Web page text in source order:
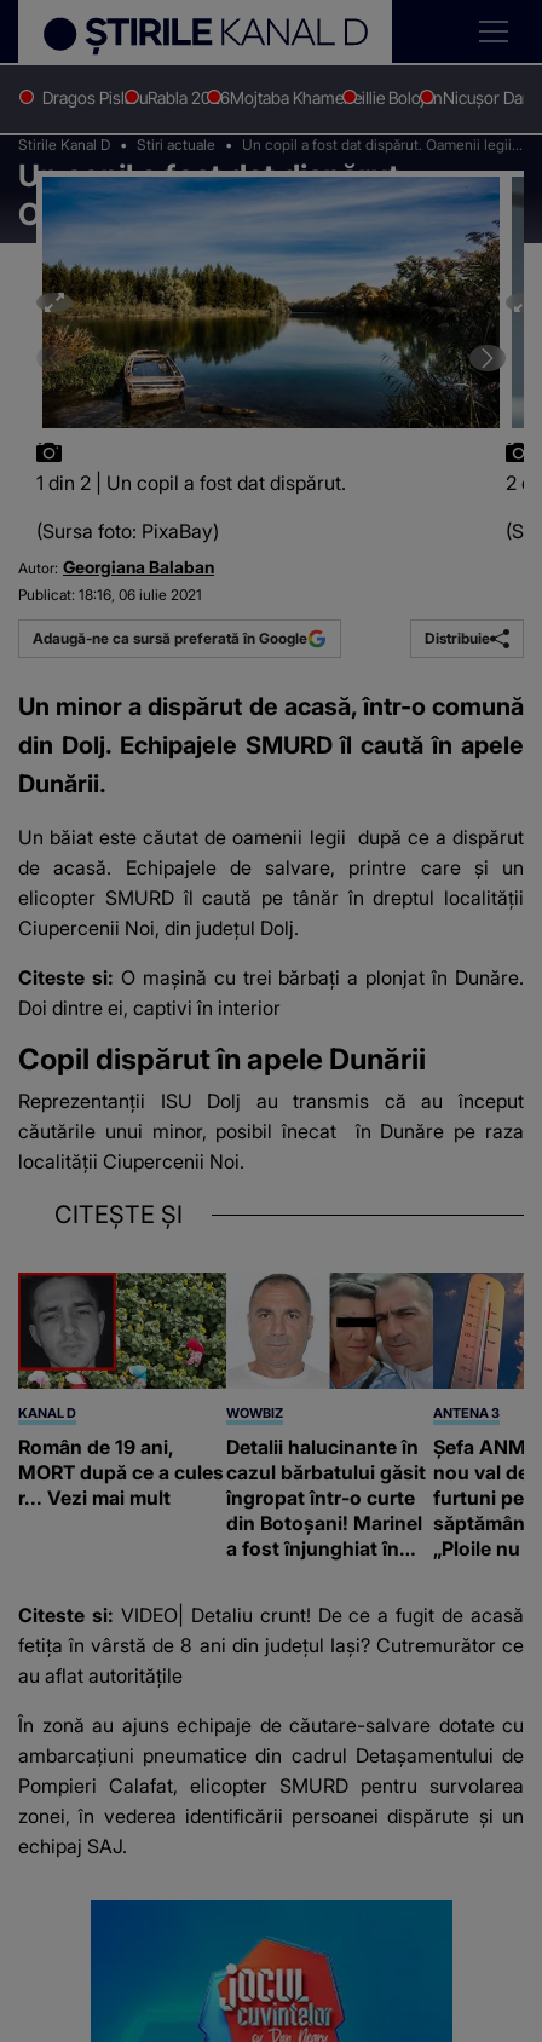
Dragos PislaruRabla 2026Mojtaba KhameneiIlie BolojanNicușor Dan
Stirile Kanal D Stiri actuale
Un copil a fost dat dispărut. Oamenii legii îl
caută în Dunăre
Un copil a fost dat dispărut.
Oamenii legii îl caută în Dunăre
1 din 2 | Un copil a fost dat dispărut.
(Sursa foto: PixaBay)
2
Autor: Georgiana Balaban
Publicat: 18:16, 06 iulie 2021
Adaugă-ne ca sursă preferată în Google Distribuie
Un minor a dispărut de acasă, într-o comună
din Dolj. Echipajele SMURD îl caută în apele
Dunării.
Un băiat este căutat de oamenii legii după ce a dispărut
de acasă. Echipajele de salvare, printre care și un
elicopter SMURD îl caută pe tânăr în dreptul localităţii
Ciupercenii Noi, din judeţul Dolj.
Citeste si: O mașină cu trei bărbați a plonjat în Dunăre.
Doi dintre ei, captivi în interior
Copil dispărut în apele Dunării
Reprezentanții ISU Dolj au transmis căau început
căutările unui minor, posibil înecat
în Dunăre pe raza
localității Ciupercenii Noi.
CITEȘTE ȘI
KANAL D
Român de 19 ani,
MORT după ce a cules
r... Vezi mai mult
WOWBIZ
Detalii halucinante în
cazul bărbatului găsit
îngropat într-o curte
din Botoșani! Marinel
a fost înjunghiat în
suspecți
ANTENA 3
Șefa ANM
nou val de
furtuni
„Ploile nu
Citeste si: VIDEO| Detaliu crunt! De ce a fugit de acasă
fetița în vârstă de 8 ani din județul Iași? Cutremurător ce
au aflat autoritățile
În zonă au ajuns echipaje de căutare-salvare dotate cu
ambarcațiuni pneumatice din cadrul Detașamentului de
Pompieri Calafat, elicopter SMURD pentru survolarea
zonei, în vederea identificării persoanei dispărute și un
echipaj SAJ.